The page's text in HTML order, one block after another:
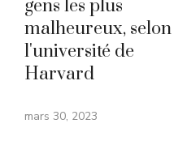
gens les plus
malheureux, selon
l'université de
Harvard
mars 30, 2023